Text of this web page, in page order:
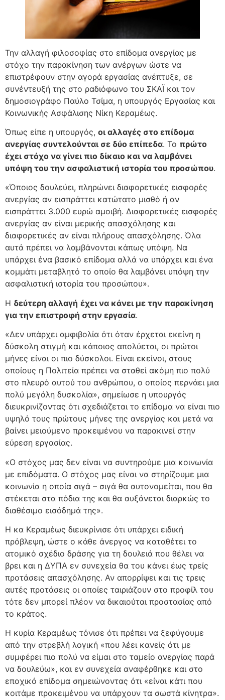
Την αλλαγή φιλοσοφίας στο επίδομα ανεργίας με
στόχο την παρακίνηση των ανέργων ώστε να
επιστρέφουν στην αγορά εργασίας ανέπτυξε, σε
συνέντευξή της στο ραδιόφωνο του ΣΚΑΪ και τον
δημοσιογράφο Παύλο Τσίμα, η υπουργός Εργασίας και
Κοινωνικής Ασφάλισης Νίκη Κεραμέως.
Όπως είπε η υπουργός, οι αλλαγές στο επίδομα
ανεργίας συντελούνται σε δύο επίπεδα. Το πρώτο
έχει στόχο να γίνει πιο δίκαιο και να λαμβάνει
υπόψη του την ασφαλιστική ιστορία του προσώπου.
«Όποιος δουλεύει, πληρώνει διαφορετικές εισφορές
ανεργίας αν εισπράττει κατώτατο μισθό ή αν
εισπράττει 3.000 ευρώ αμοιβή. Διαφορετικές εισφορές
ανεργίας αν είναι μερικής απασχόλησης και
διαφορετικές αν είναι πλήρους απασχόλησης. Όλα
αυτά πρέπει να λαμβάνονται κάπως υπόψη. Να
υπάρχει ένα βασικό επίδομα αλλά να υπάρχει και ένα
κομμάτι μεταβλητό το οποίο θα λαμβάνει υπόψη την
ασφαλιστική ιστορία του προσώπου».
Η δεύτερη αλλαγή έχει να κάνει με την παρακίνηση
για την επιστροφή στην εργασία.
«Δεν υπάρχει αμφιβολία ότι όταν έρχεται εκείνη η
δύσκολη στιγμή και κάποιος απολύεται, οι πρώτοι
μήνες είναι οι πιο δύσκολοι. Είναι εκείνοι, στους
οποίους η Πολιτεία πρέπει να σταθεί ακόμη πιο πολύ
στο πλευρό αυτού του ανθρώπου, ο οποίος περνάει μια
πολύ μεγάλη δυσκολία», σημείωσε η υπουργός
διευκρινίζοντας ότι σχεδιάζεται το επίδομα να είναι πιο
υψηλό τους πρώτους μήνες της ανεργίας και μετά να
βαίνει μειούμενο προκειμένου να παρακινεί στην
εύρεση εργασίας.
«Ο στόχος μας δεν είναι να συντηρούμε μια κοινωνία
με επιδόματα. Ο στόχος μας είναι να στηρίζουμε μια
κοινωνία η οποία σιγά – σιγά θα αυτονομείται, που θα
στέκεται στα πόδια της και θα αυξάνεται διαρκώς το
διαθέσιμο εισόδημά της».
Η κα Κεραμέως διευκρίνισε ότι υπάρχει ειδική
πρόβλεψη, ώστε ο κάθε άνεργος να καταθέτει το
ατομικό σχέδιο δράσης για τη δουλειά που θέλει να
βρει και η ΔΥΠΑ εν συνεχεία θα του κάνει έως τρείς
προτάσεις απασχόλησης. Αν απορρίψει και τις τρεις
αυτές προτάσεις οι οποίες ταιριάζουν στο προφίλ του
τότε δεν μπορεί πλέον να δικαιούται προστασίας από
το κράτος.
Η κυρία Κεραμέως τόνισε ότι πρέπει να ξεφύγουμε
από την στρεβλή λογική «που λέει κανείς ότι με
συμφέρει πιο πολύ να είμαι στο ταμείο ανεργίας παρά
να δουλεύω», και εν συνεχεία αναφέρθηκε και στο
εποχικό επίδομα σημειώνοντας ότι «είναι κάτι που
κοιτάμε προκειμένου να υπάρχουν τα σωστά κίνητρα».